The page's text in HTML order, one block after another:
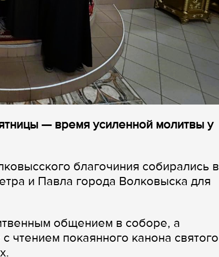
— время усиленной молитвы у
благочиния собирались в
и Павла города Волковыска для
общением в соборе, а
покаянного канона святого